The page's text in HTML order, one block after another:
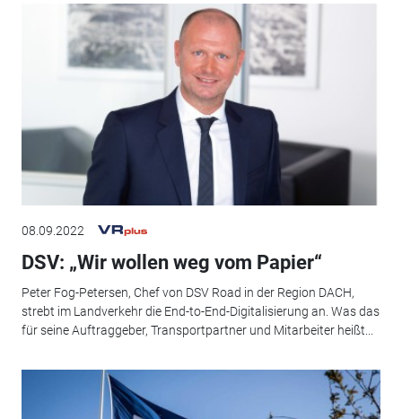
08.09.2022
DSV: „Wir wollen weg vom Papier“
Peter Fog-Petersen, Chef von DSV Road in der Region DACH,
strebt im Landverkehr die End-to-End-Digitalisierung an. Was das
für seine Auftraggeber, Transportpartner und Mitarbeiter heißt...